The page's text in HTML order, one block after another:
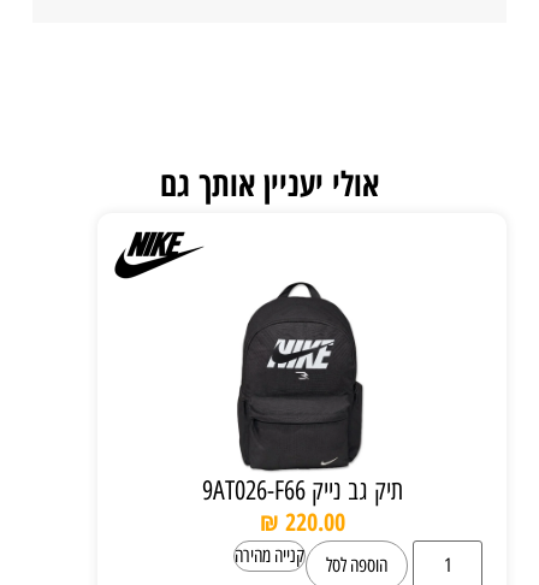
אולי יעניין אותך גם
תיק גב נייק 9AT026-F66
₪ 220.00
הוספה לסל קנייה מהירה